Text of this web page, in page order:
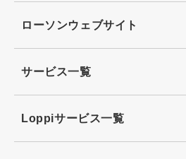
ローソンウェブサイト
サービス一覧
Loppiサービス一覧